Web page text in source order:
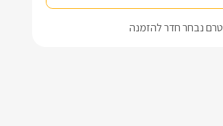
טרם נבחר חדר להזמנה